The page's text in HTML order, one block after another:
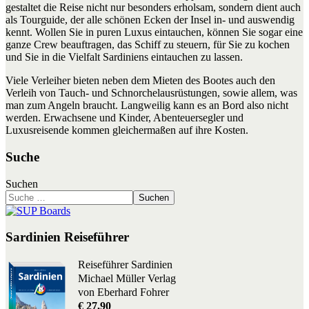
gestaltet die Reise nicht nur besonders erholsam, sondern dient auch
als Tourguide, der alle schönen Ecken der Insel in- und auswendig
kennt. Wollen Sie in puren Luxus eintauchen, können Sie sogar eine
ganze Crew beauftragen, das Schiff zu steuern, für Sie zu kochen
und Sie in die Vielfalt Sardiniens eintauchen zu lassen.
Viele Verleiher bieten neben dem Mieten des Bootes auch den
Verleih von Tauch- und Schnorchelausrüstungen, sowie allem, was
man zum Angeln braucht. Langweilig kann es an Bord also nicht
werden. Erwachsene und Kinder, Abenteuersegler und
Luxusreisende kommen gleichermaßen auf ihre Kosten.
Suche
Suchen
Suchen
Sardinien Reiseführer
Reiseführer Sardinien
Michael Müller Verlag
von Eberhard Fohrer
€ 27,90